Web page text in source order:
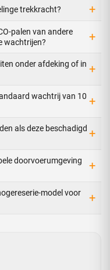
trekkracht? +
palen van andere
wachtrijen?
+
onder afdeking of in +
wachtrij van 10 +
als deze beschadigd +
doorvoerumgeving
+
model voor
+